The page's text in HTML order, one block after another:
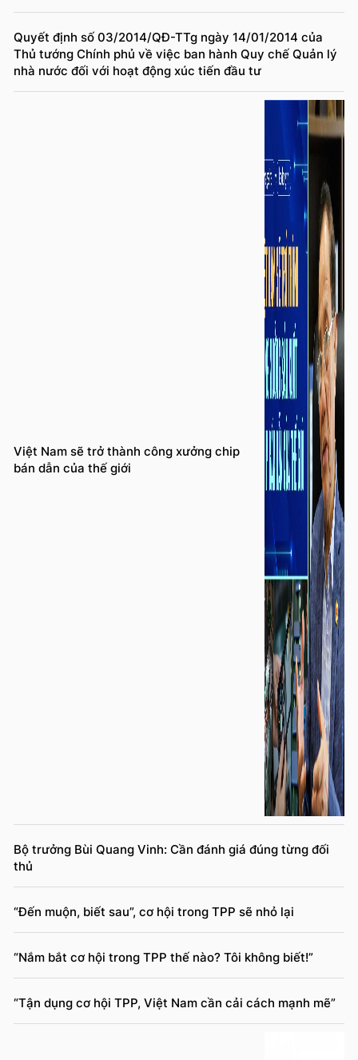
Quyết định số 03/2014/QĐ-TTg ngày 14/01/2014 của
Thủ tướng Chính phủ về việc ban hành Quy chế Quản lý
nhà nước đối với hoạt động xúc tiến đầu tư
Việt Nam sẽ trở thành công xưởng chip
bán dẫn của thế giới
Bộ trưởng Bùi Quang Vinh: Cần đánh giá đúng từng đối
thủ
“Đến muộn, biết sau”, cơ hội trong TPP sẽ nhỏ lại
“Nắm bắt cơ hội trong TPP thế nào? Tôi không biết!”
“Tận dụng cơ hội TPP, Việt Nam cần cải cách mạnh mẽ”